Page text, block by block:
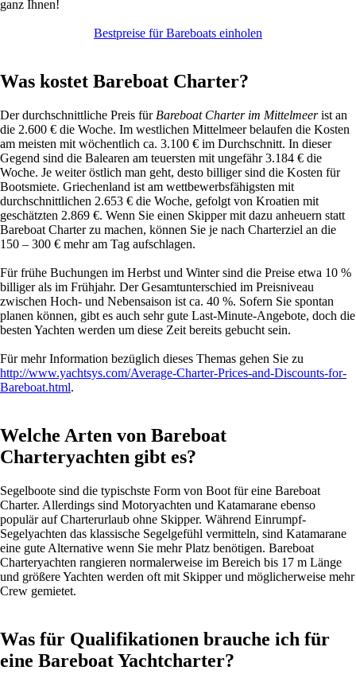
ganz Ihnen!
Bestpreise für Bareboats einholen
Was kostet Bareboat Charter?
Der durchschnittliche Preis für Bareboat Charter im Mittelmeerist an
die 2.600 € die Woche. Im westlichen Mittelmeer belaufen die Kosten
am meisten mit wöchentlich ca. 3.100 € im Durchschnitt. In dieser
Gegend sind die Balearen am teuersten mit ungefähr 3.184 € die
Woche. Je weiter östlich man geht, desto billiger sind die Kosten für
Bootsmiete. Griechenland ist am wettbewerbsfähigsten mit
durchschnittlichen 2.653 € die Woche, gefolgt von Kroatien mit
geschätzten 2.869 €. Wenn Sie einen Skipper mit dazu anheuern statt
Bareboat Charter zu machen, können Sie je nach Charterziel an die
150 – 300 € mehr am Tag aufschlagen.
Für frühe Buchungen im Herbst und Winter sind die Preise etwa 10 %
billiger als im Frühjahr. Der Gesamtunterschied im Preisniveau
zwischen Hoch- und Nebensaison ist ca. 40 %. Sofern Sie spontan
planen können, gibt es auch sehr gute Last-Minute-Angebote, doch die
besten Yachten werden um diese Zeit bereits gebucht sein.
Für mehr Information bezüglich dieses Themas gehen Sie zu
http://www.yachtsys.com/Average-Charter-Prices-and-Discounts-for-
Bareboat.html.
Welche Arten von Bareboat
Charteryachten gibt es?
Segelboote sind die typischste Form von Boot für eine Bareboat
Charter. Allerdings sind Motoryachten und Katamarane ebenso
populär auf Charterurlaub ohne Skipper. Während Einrumpf-
Segelyachten das klassische Segelgefühl vermitteln, sind Katamarane
eine gute Alternative wenn Sie mehr Platz benötigen. Bareboat
Charteryachten rangieren normalerweise im Bereich bis 17 m Länge
und größere Yachten werden oft mit Skipper und möglicherweise mehr
Crew gemietet.
Was für Qualifikationen brauche ich für
eine Bareboat Yachtcharter?